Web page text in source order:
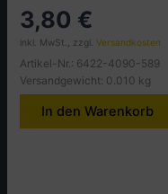
3,80 €
inkl. MwSt., zzgl.Versandkosten
Artikel-Nr.: 6422-4090-589
Versandgewicht: 0.010 kg
In den Warenkorb